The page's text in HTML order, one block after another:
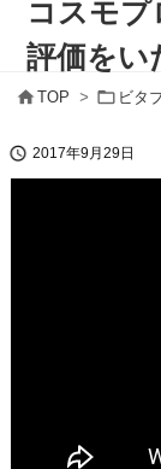
 TOP >  ビタ
コスモ
評価をい
 2017年9月29日